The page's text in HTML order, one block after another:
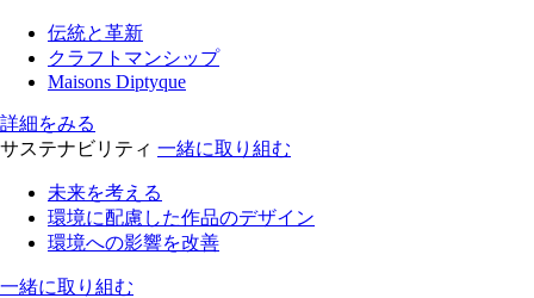
伝統と革新
クラフトマンシップ
Maisons Diptyque
詳細をみる
サステナビリティ 一緒に取り組む
未来を考える
環境に配慮した作品のデザイン
環境への影響を改善
一緒に取り組む